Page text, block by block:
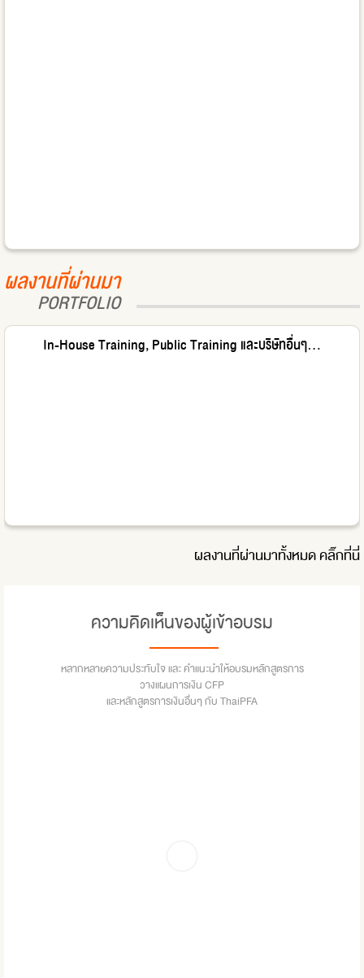
ผลงานที่ผ่านมา
PORTFOLIO
In-House Training, Public Training และบริษัทอื่นๆ...
ผลงานที่ผ่านมาทั้งหมดคลิ๊กที่นี่
ความคิดเห็นของผู้เข้าอบรม
หลากหลายความประทับใจ และ คำแนะนำให้อบรมหลักสูตรการ
วางแผนการเงิน CFP
และหลักสูตรการเงินอื่นๆ กับ ThaiPFA